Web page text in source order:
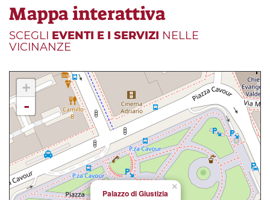
Mappa interattiva
SCEGLI EVENTI E I SERVIZI NELLE
VICINANZE
×
Palazzo di Giustizia
+
-